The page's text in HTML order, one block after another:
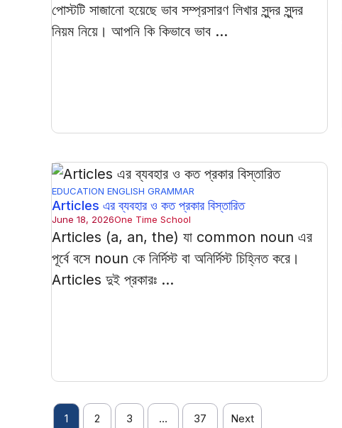
পোস্টটি সাজানো হয়েছে ভাব সম্প্রসারণ লিখার সুন্দর সুন্দর
নিয়ম নিয়ে। আপনি কি কিভাবে ভাব ...
EDUCATION ENGLISH GRAMMAR
Articles এর ব্যবহার ও কত প্রকার বিস্তারিত
June 18, 2026One Time School
Articles (a, an, the) যা common noun এর
পূর্বে বসে noun কে নির্দিস্ট বা অনির্দিস্ট চিহ্নিত করে।
Articles দুই প্রকারঃ ...
1 2 3 … 37 Next